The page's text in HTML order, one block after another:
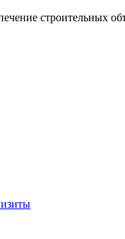
строительных